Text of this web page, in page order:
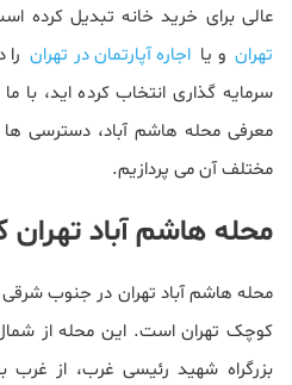
عالی برای خرید خانه تبدیل کرده
تهران و یا اجاره آپارتمان در تهران
سرمایه گذاری انتخاب کرده اید، با
معرفی محله هاشم آباد، دسترسی ها
مختلف آن می پردازیم.
محله هاشم آباد
محله هاشم آباد تهران در جنوب شرقی
کوچک تهران است. این محله از شمال
بزرگراه شهید رئیسی غرب، از غرب